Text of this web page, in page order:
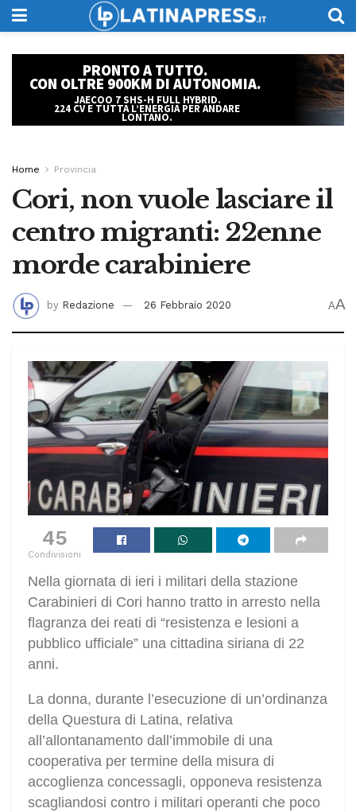
Home Provincia
Cori, non vuole lasciare il
centro migranti: 22enne
morde carabiniere
by Redazione 26 Febbraio 2020 AA
31
Condivisioni
Nella giornata di ieri i militari della stazione
Carabinieri di Cori hanno tratto in arresto nella
flagranza dei reati di “resistenza e lesioni a
pubblico ufficiale” una cittadina siriana di 22
anni.
La donna, durante l’esecuzione di un’ordinanza
della Questura di Latina, relativa
all’allontanamento dall’immobile di una
cooperativa per termine della misura di
accoglienza concessagli, opponeva resistenza
scagliandosi contro i militari operanti che poco